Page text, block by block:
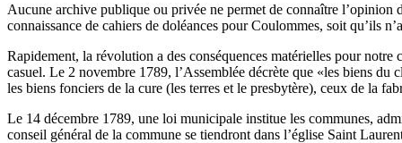
Aucune archive publique ou privée ne permet de connaître l’opinion
connaissance de cahiers de doléances pour Coulommes, soit qu’ils
Rapidement, la révolution a des conséquences matérielles pour
casuel. Le 2 novembre 1789, l’Assemblée décrète que «les biens
les biens fonciers de la cure (les terres et le presbytère), ceux de la
Le 14 décembre 1789, une loi municipale institue les communes,
conseil général de la commune se tiendront dans l’église Saint